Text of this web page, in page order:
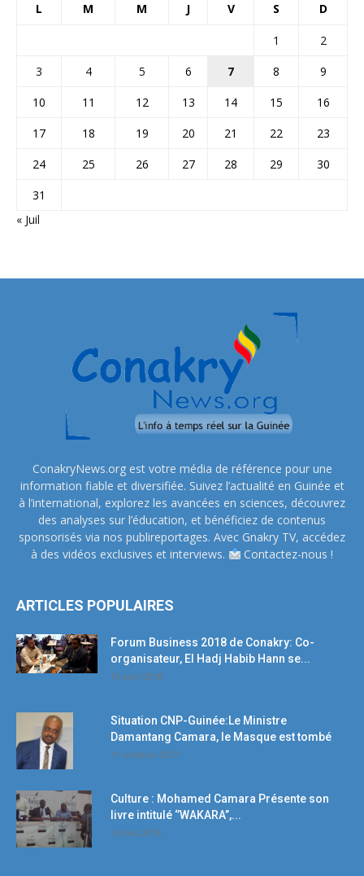
L M M J V S D
1
2
3
4 5 6 7 8
9
10
11 12 13 14 15
16
17
18 19 20 21 22
23
24
25 26 27 28 29
30
31
« Juil
ConakryNews.org est votre média de référence pour une
information fiable et diversifiée. Suivez l’actualité en Guinée et
à l’international, explorez les avancées en sciences, découvrez
des analyses sur l’éducation, et bénéficiez de contenus
sponsorisés via nos publireportages. Avec Gnakry TV, accédez
à des vidéos exclusives et interviews.
Contactez-nous !
ARTICLES POPULAIRES
Forum Business 2018 de Conakry: Co-
organisateur, El Hadj Habib Hann se...
19 avril 2018
Situation CNP-Guinée:Le Ministre
Damantang Camara, le Masque est tombé
11 octobre 2017
Culture : Mohamed Camara Présente son
livre intitulé ‘’WAKARA’’,...
5 mars 2018